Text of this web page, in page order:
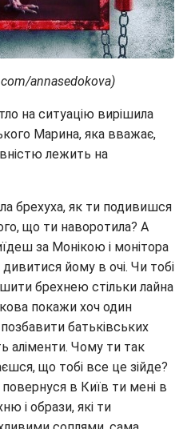
annasedokova)
на ситуацію вирішила
Марина, яка вважає,
лежить на
брехуха, як ти подивишся
що ти наворотила? А
за Монікою і монітора
йому в очі. Чи тобі
брехнею стільки лайна
покажи хоч один
батьківських
аліменти. Чому ти так
що тобі все це зійде?
в Київ ти мені в
і образи, які ти